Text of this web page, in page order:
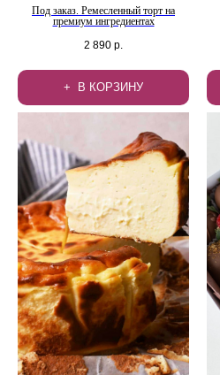
Под заказ. Ремесленный торт на
премиум ингредиентах
2 890 р.
В КОРЗИНУ